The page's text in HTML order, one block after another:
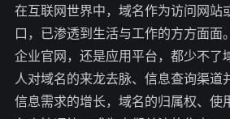
在互联网世界中，域名作为访问网站
口，已渗透到生活与工作的方方面面
企业官网，还是应用平台，都少不了
人对域名的来龙去脉、信息查询渠道
信息需求的增长，域名的归属权、使